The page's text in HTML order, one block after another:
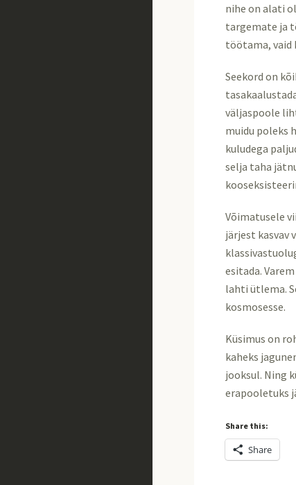
nihe on alati
targemate ja
töötama, vaid
Seekord on
väljaspoole
muidu poleks
kuludega
selja taha
Võimatusele
järjest kasvav
esitada.
lahti ütlema.
kosmosesse.
Küsimus on
kaheks
jooksul. Ning
erapooletuks
Share this:
Share